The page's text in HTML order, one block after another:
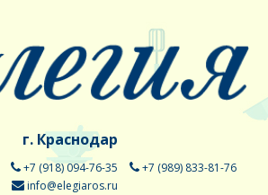
г. Краснодар
+7 (918) 094-76-35
+7 (989) 833-81-76
info@elegiaros.ru